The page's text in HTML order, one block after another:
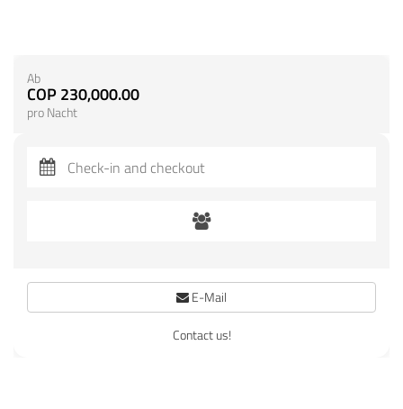
Ab
COP 230,000.00
pro Nacht
E-Mail
Contact us!